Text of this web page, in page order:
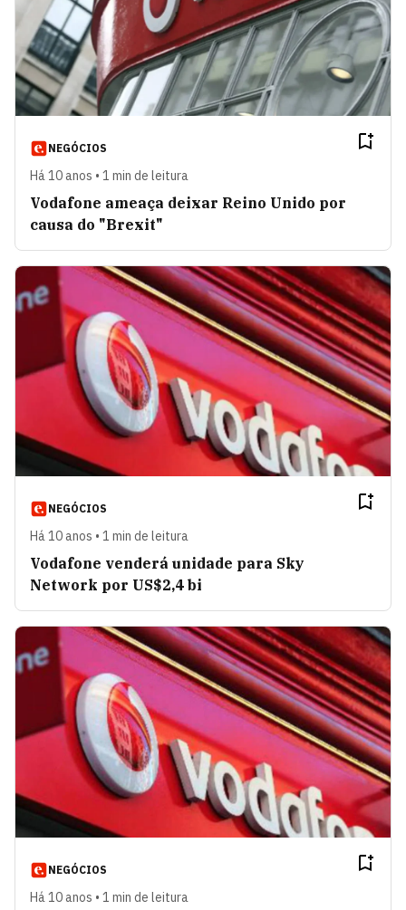
NEGÓCIOS
Há 10 anos • 1 min de leitura
Vodafone ameaça deixar Reino Unido por
causa do "Brexit"
NEGÓCIOS
Há 10 anos • 1 min de leitura
Vodafone venderá unidade para Sky
Network por US$2,4 bi
NEGÓCIOS
Há 10 anos • 1 min de leitura